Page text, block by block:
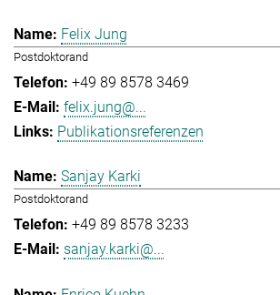
Felix Jung
Postdoktorand
+49 89 8578 3469
felix.jung@...
Publikationsreferenzen
Sanjay Karki
Postdoktorand
+49 89 8578 3233
sanjay.karki@...